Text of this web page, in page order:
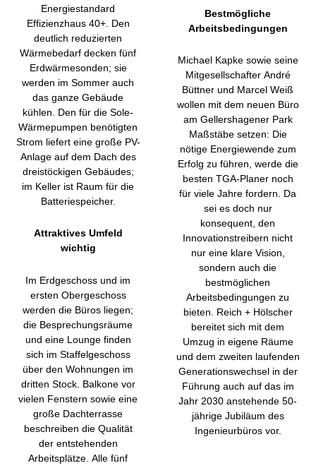
Energiestandard
Effizienzhaus 40+. Den
deutlich reduzierten
Wärmebedarf decken fünf
Erdwärmesonden; sie
werden im Sommer auch
das ganze Gebäude
kühlen. Den für die Sole-
Wärmepumpen benötigten
Strom liefert eine große PV-
Anlage auf dem Dach des
dreistöckigen Gebäudes;
im Keller ist Raum für die
Batteriespeicher.
Attraktives Umfeld
wichtig
Im Erdgeschoss und im
ersten Obergeschoss
werden die Büros liegen;
die Besprechungsräume
und eine Lounge finden
sich im Staffelgeschoss
über den Wohnungen im
dritten Stock. Balkone vor
vielen Fenstern sowie eine
große Dachterrasse
beschreiben die Qualität
der entstehenden
Arbeitsplätze. Alle fünf
Bestmögliche
Arbeitsbedingungen
Michael Kapke sowie seine
Mitgesellschafter André
Büttner und Marcel Weiß
wollen mit dem neuen Büro
am Gellershagener Park
Maßstäbe setzen: Die
nötige Energiewende zum
Erfolg zu führen, werde die
besten TGA-Planer noch
für viele Jahre fordern. Da
sei es doch nur
konsequent, den
Innovationstreibern nicht
nur eine klare Vision,
sondern auch die
bestmöglichen
Arbeitsbedingungen zu
bieten. Reich + Hölscher
bereitet sich mit dem
Umzug in eigene Räume
und dem zweiten laufenden
Generationswechsel in der
Führung auch auf das im
Jahr 2030 anstehende 50-
jährige Jubiläum des
Ingenieurbüros vor.